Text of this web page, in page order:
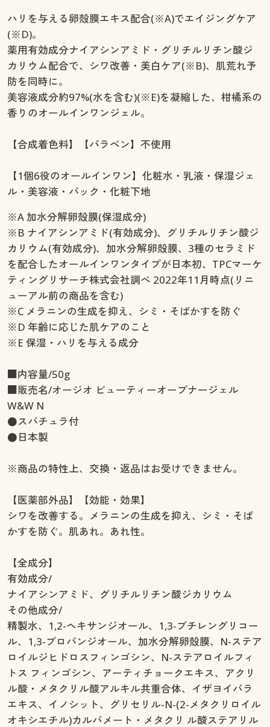
ハリを与える卵殻膜エキス配合(※A)でエイジングケア
(※D)。
薬用有効成分ナイアシンアミド・グリチルリチン酸ジ
カリウム配合で、シワ改善・美白ケア(※B)、肌荒れ予
防を同時に。
美容液成分約97%(水を含む)(※E)を凝縮した、柑橘系の
香りのオールインワンジェル。
【合成着色料】【パラベン】不使用
【1個6役のオールインワン】化粧水・乳液・保湿ジェ
ル・美容液・パック・化粧下地
※A 加水分解卵殻膜(保湿成分)
※B ナイアシンアミド(有効成分)、グリチルリチン酸ジ
カリウム(有効成分)、加水分解卵殻膜、3種のセラミド
を配合したオールインワンタイプが日本初、TPCマーケ
ティングリサーチ株式会社調べ 2022年11月時点(リニ
ューアル前の商品を含む)
※C メラニンの生成を抑え、シミ・そばかすを防ぐ
※D 年齢に応じた肌ケアのこと
※E 保湿・ハリを与える成分
■内容量/50g
■販売名/オージオ ビューティーオープナージェル
W&W N
●スパチュラ付
●日本製
※商品の特性上、交換・返品はお受けできません。
【医薬部外品】【効能・効果】
シワを改善する。メラニンの生成を抑え、シミ・そば
かすを防ぐ。肌あれ。あれ性。
【全成分】
有効成分/
ナイアシンアミド、グリチルリチン酸ジカリウム
その他成分/
精製水、1,2-ヘキサンジオール、1,3-ブチレングリコー
ル、1,3-プロパンジオール、加水分解卵殻膜、N-ステア
ロイルジヒドロスフィンゴシン、N-ステアロイルフィ
トス フィンゴシン、アーティチョークエキス、アクリ
ル酸・メタクリル酸アルキル共重合体、イザヨイバラ
エキス、イノシット、グリセリル-N-(2-メタクリロイル
オキシエチル)カルバメート・メタクリ ル酸ステアリル